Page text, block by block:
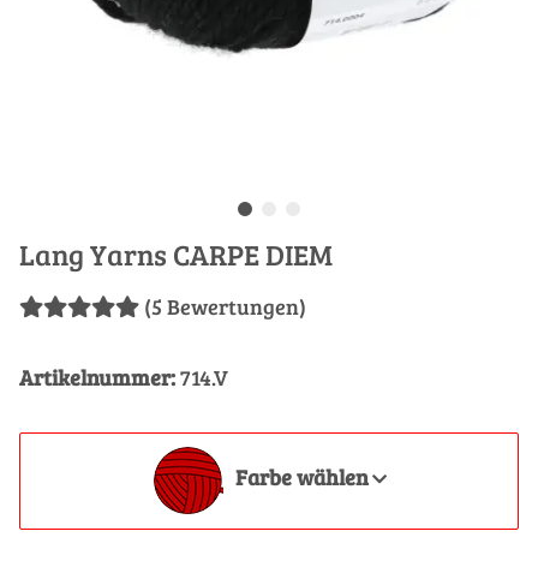
Lang Yarns CARPE DIEM
(5 Bewertungen)
Artikelnummer:714.V
Farbe wählen